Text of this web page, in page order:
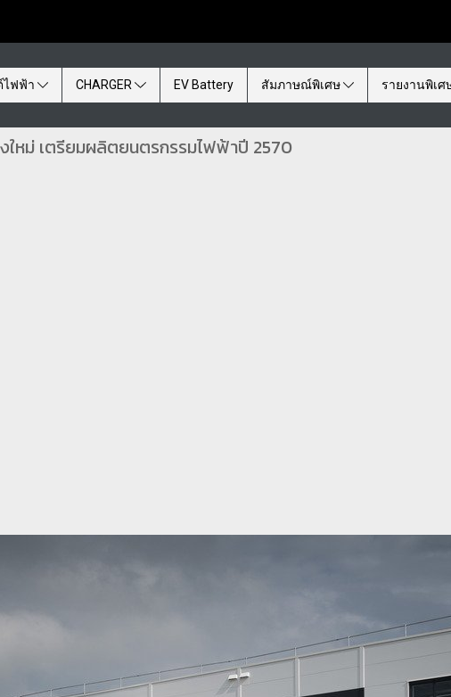
ไฟฟ้า CHARGER EV Battery สัมภาษณ์พิเศษ รายงานพิเศ
ใหม่ เตรียมผลิตยนตรกรรมไฟฟ้าปี 2570